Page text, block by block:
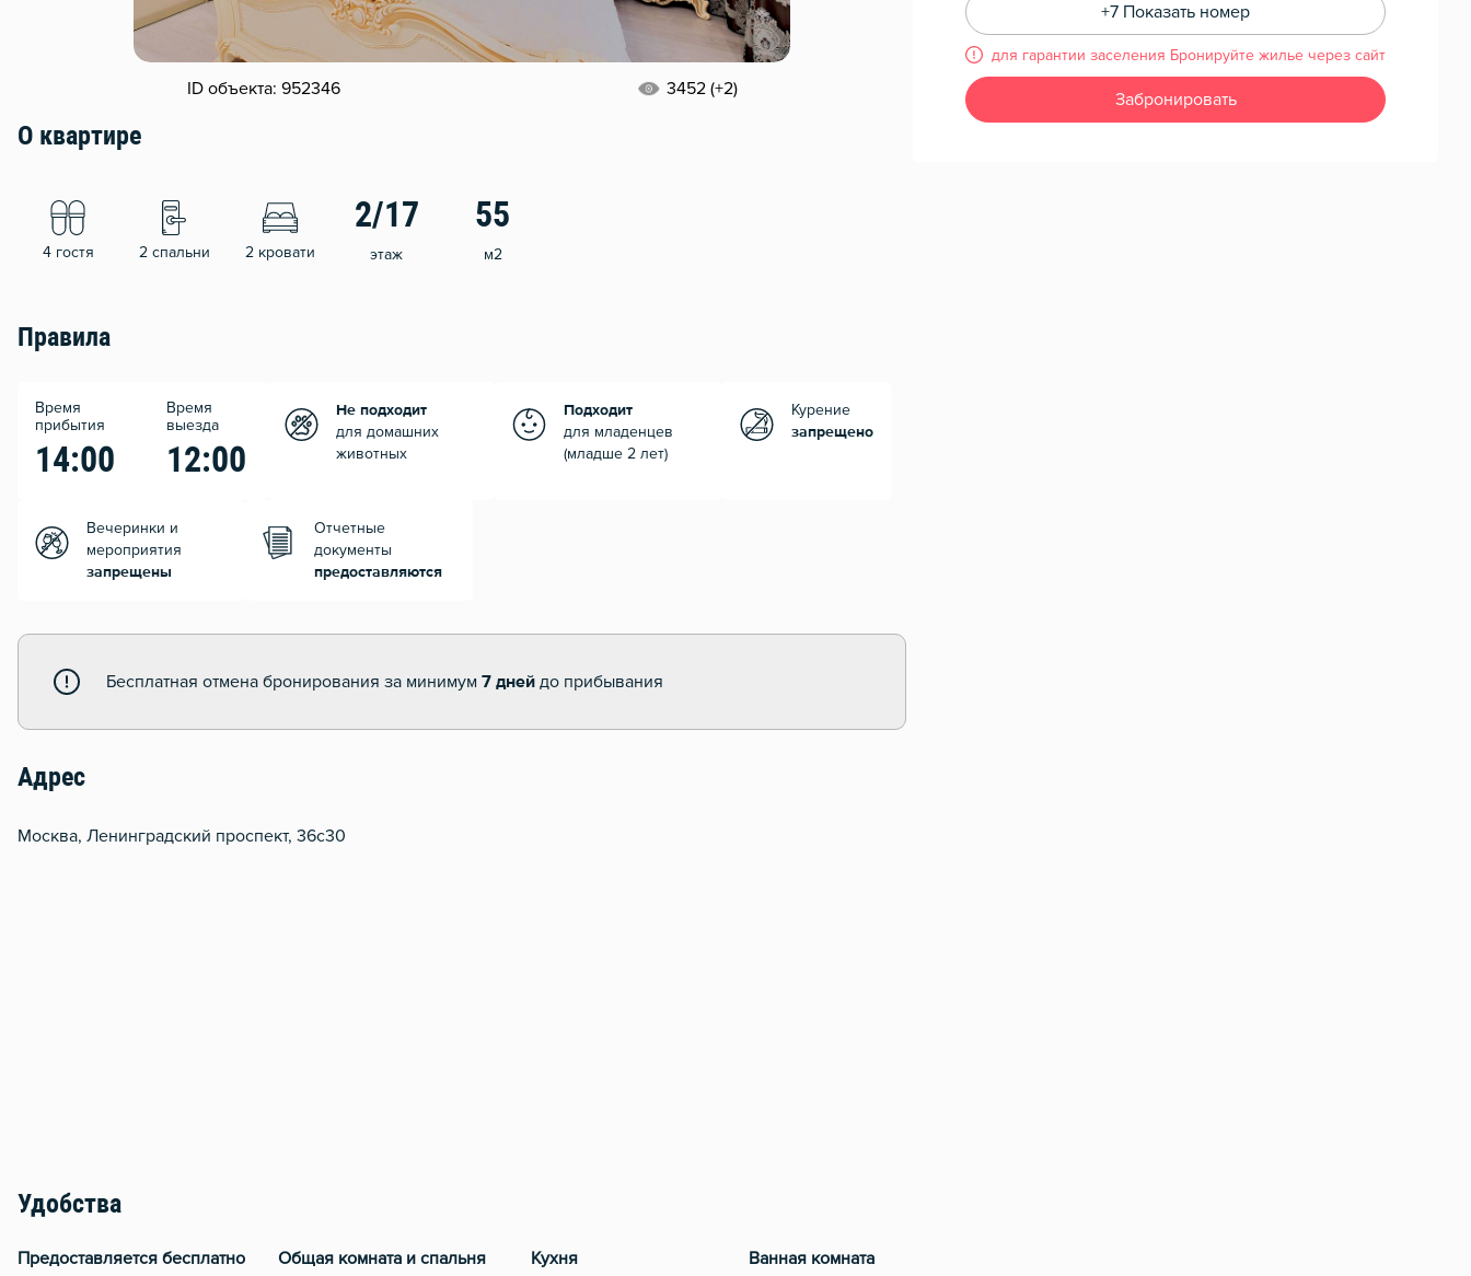
ID объекта: 952346 3452 (+2)
О квартире
4 гостя 2 спальни 2 кровати
2/17
этаж
55
м2
Правила
Время
прибытия
14:00
Время
выезда
12:00
Не подходит
для домашних
животных
Подходит
для младенцев
(младше 2 лет)
Курение
запрещено
Вечеринки и
мероприятия
запрещены
Отчетные
документы
предоставляются
Бесплатная отмена бронирования за минимум 7 дней до прибывания
Адрес
Москва, Ленинградский проспект, 36с30
Удобства
Предоставляется бесплатно Общая комната и спальня Кухня Ванная комната
+7 Показать номер
для гарантии заселения Бронируйте жилье через сайт
Забронировать